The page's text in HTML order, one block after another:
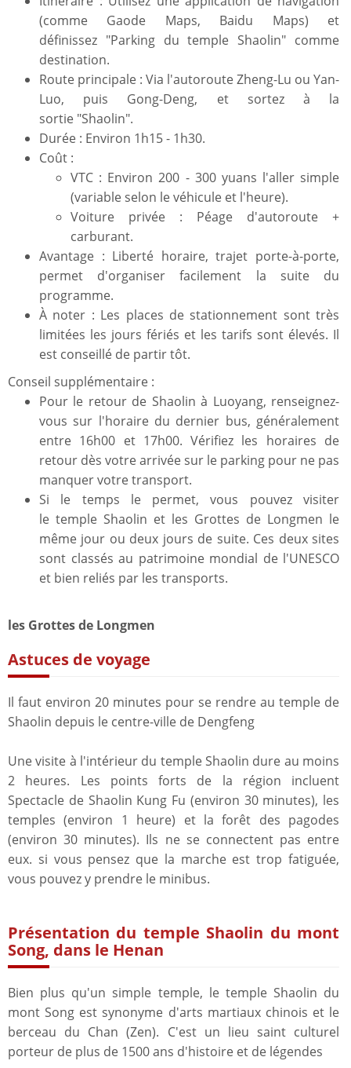
(comme Gaode Maps, Baidu Maps) et
définissez "Parking du temple Shaolin" comme
destination.
Route principale : Via l'autoroute Zheng-Lu ou Yan-
Luo, puis Gong-Deng, et sortez à la
sortie "Shaolin".
Durée : Environ 1h15 - 1h30.
Coût :
VTC : Environ 200 - 300 yuans l'aller simple
(variable selon le véhicule et l'heure).
Voiture privée : Péage d'autoroute +
carburant.
Avantage : Liberté horaire, trajet porte-à-porte,
permet d'organiser facilement la suite du
programme.
À noter : Les places de stationnement sont très
limitées les jours fériés et les tarifs sont élevés. Il
est conseillé de partir tôt.
Conseil supplémentaire :
Pour le retour de Shaolin à Luoyang, renseignez-
vous sur l'horaire du dernier bus, généralement
entre 16h00 et 17h00. Vérifiez les horaires de
retour dès votre arrivée sur le parking pour ne pas
manquer votre transport.
Si le temps le permet, vous pouvez visiter
le temple Shaolin et les Grottes de Longmen le
même jour ou deux jours de suite. Ces deux sites
sont classés au patrimoine mondial de l'UNESCO
et bien reliés par les transports.
les Grottes de Longmen
Astuces de voyage
Il faut environ 20 minutes pour se rendre au temple de
Shaolin depuis le centre-ville de Dengfeng
Une visite à l'intérieur du temple Shaolin dure au moins
2 heures. Les points forts de la région incluent
Spectacle de Shaolin Kung Fu (environ 30 minutes), les
temples (environ 1 heure) et la forêt des pagodes
(environ 30 minutes). Ils ne se connectent pas entre
eux. si vous pensez que la marche est trop fatiguée,
vous pouvez y prendre le minibus.
Présentation du temple Shaolin du mont
Song, dans le Henan
Bien plus qu'un simple temple, le temple Shaolin du
mont Song est synonyme d'arts martiaux chinois et le
berceau du Chan (Zen). C'est un lieu saint culturel
porteur de plus de 1500 ans d'histoire et de légendes